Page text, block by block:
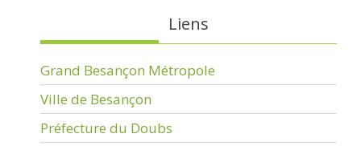
Liens
Grand Besançon Métropole
Ville de Besançon
Préfecture du Doubs